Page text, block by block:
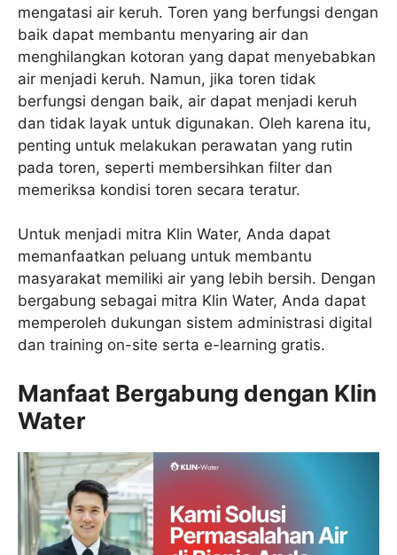
mengatasi air keruh. Toren yang berfungsi dengan
baik dapat membantu menyaring air dan
menghilangkan kotoran yang dapat menyebabkan
air menjadi keruh. Namun, jika toren tidak
berfungsi dengan baik, air dapat menjadi keruh
dan tidak layak untuk digunakan. Oleh karena itu,
penting untuk melakukan perawatan yang rutin
pada toren, seperti membersihkan filter dan
memeriksa kondisi toren secara teratur.
Untuk menjadi mitra Klin Water, Anda dapat
memanfaatkan peluang untuk membantu
masyarakat memiliki air yang lebih bersih. Dengan
bergabung sebagai mitra Klin Water, Anda dapat
memperoleh dukungan sistem administrasi digital
dan training on-site serta e-learning gratis.
Manfaat Bergabung dengan Klin
Water